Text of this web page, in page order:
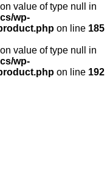
value of type null in
wp-
on line 185
value of type null in
wp-
on line 192